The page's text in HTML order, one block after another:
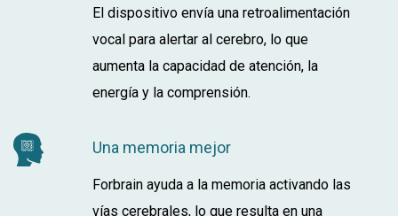
El dispositivo envía una retroalimentación
vocal para alertar al cerebro, lo que
aumenta la capacidad de atención, la
energía y la comprensión.
Una memoria mejor
Forbrain ayuda a la memoria activando las
vías cerebrales, lo que resulta en una